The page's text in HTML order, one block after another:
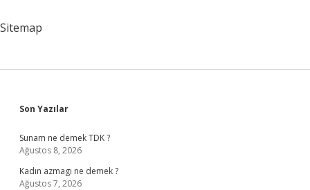
Sitemap
Sidebar
Son Yazılar
Sunam ne demek TDK ?
Ağustos 8, 2026
Kadın azmagı ne demek ?
Ağustos 7, 2026